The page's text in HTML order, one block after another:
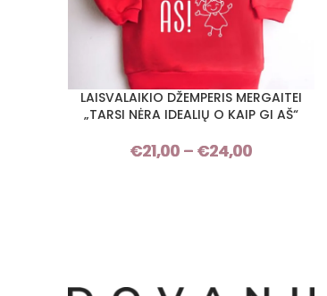
PASIRINKTI SAVYBES
LAISVALAIKIO DŽEMPERIS MERGAITEI
„TARSI NĖRA IDEALIŲ O KAIP GI AŠ“
€21,00 – €24,00